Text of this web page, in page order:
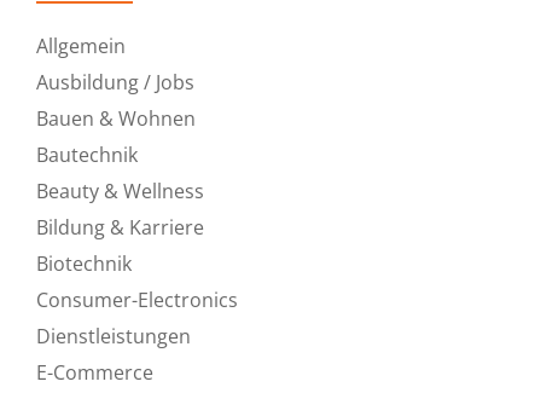
Allgemein
Ausbildung / Jobs
Bauen & Wohnen
Bautechnik
Beauty & Wellness
Bildung & Karriere
Biotechnik
Consumer-Electronics
Dienstleistungen
E-Commerce